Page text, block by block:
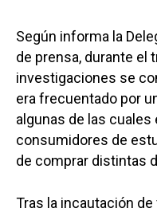
Según informa la
de prensa, durante el
investigaciones se
era frecuentado por
algunas de las
consumidores de
de comprar distintas
Tras la incautación